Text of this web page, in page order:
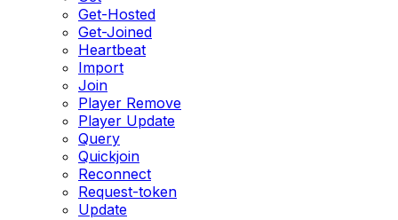
Get-Hosted
Get-Joined
Heartbeat
Import
Join
Player Remove
Player Update
Query
Quickjoin
Reconnect
Request-token
Update